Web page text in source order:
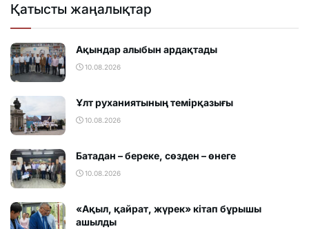
Қатысты жаңалықтар
Ақындар алыбын ардақтады
10.08.2026
Ұлт руханиятының темірқазығы
10.08.2026
Батадан – береке, сөзден – өнеге
10.08.2026
«Ақыл, қайрат, жүрек» кітап бұрышы
ашылды